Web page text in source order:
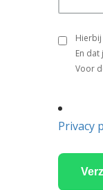
En
Voor
Privacy